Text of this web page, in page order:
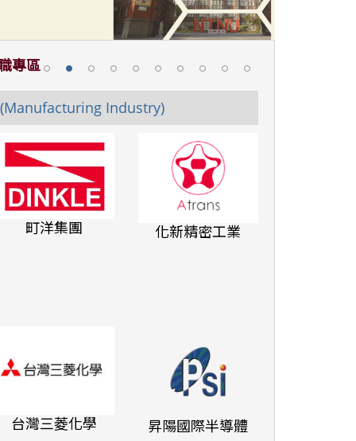
專區
Industry)
町洋集團 化新精密工業
台灣三菱化學 昇陽國際半導體